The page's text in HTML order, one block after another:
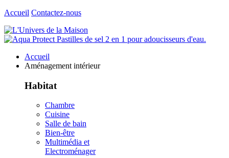
Accueil Contactez-nous
Accueil
Aménagement intérieur
Habitat
Chambre
Cuisine
Salle de bain
Bien-être
Multimédia et
Electroménager